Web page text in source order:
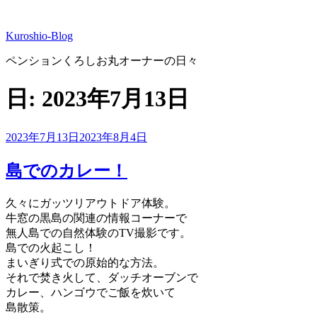
テ
ン
へ
ス
ッ
プ
Kuroshio-Blog
ペンションくろしお丸オーナーの日々
日: 2023年7月13日
投
日:
2023年7月13日 2023年8月4日
島でのカレー！
久々にガッツリアウトドア体験。
牛窓の黒島の関連の情報コーナーで
無人島での自然体験のTV撮影です。
島での火起こし！
まいぎり式での原始的な方法。
それで焚き火して、ダッチオーブンで
カレー、ハンゴウでご飯を炊いて
島散策。